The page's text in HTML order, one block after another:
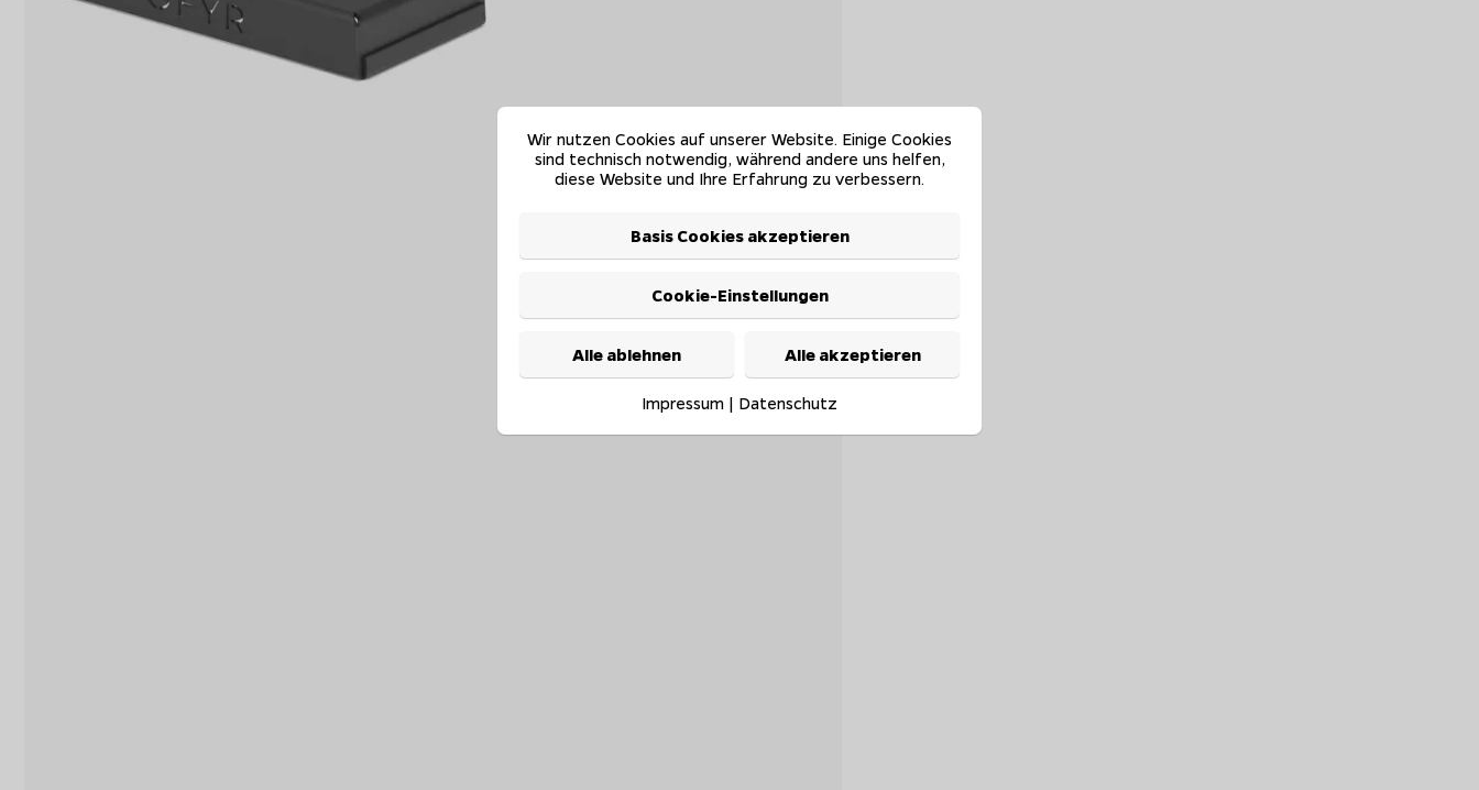
Wir nutzen Cookies auf unserer Website. Einige Cookies
sind technisch notwendig, während andere uns helfen,
diese Website und Ihre Erfahrung zu verbessern.
Basis Cookies akzeptieren
Cookie-Einstellungen
Alle ablehnen Alle akzeptieren
Impressum | Datenschutz